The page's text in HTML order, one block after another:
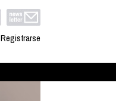
Registrarse